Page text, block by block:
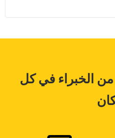
الخبراء في كل